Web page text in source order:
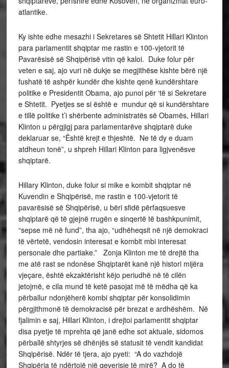
atlantike.
Ky ishte edhe mesazhi i Sekretares së Shtetit Hillari Klinton
para parlamentit shqiptar me rastin e 100-vjetorit të
Pavarësisë së Shqipërisë vitin që kaloi. Duke folur për
veten e saj, ajo vuri në dukje se megjithëse kishte bërë një
fushatë të ashpër kundër dhe kishte qenë kundërshtare
politike e Presidentit Obama, ajo punoi për ‘të si Sekretare
e Shtetit. Pyetjes se si është e mundur që si kundërshtare
e tillë politike t’i shërbente administratës së Obamës, Hillari
Klinton u përgjigj para parlamentarëve shqiptarë duke
deklaruar se, “Është krejt e thjeshtë. Ne të dy e duam
atdheun tonë”, u shpreh Hillari Klinton para ligjvenësve
shqiptarë.
Hillary Klinton, duke folur si mike e kombit shqiptar në
Kuvendin e Shqipërisë, me rastin e 100-vjetorit të
pavarësisë së Shqipërisë, u bëri sfidë përfaqsuesve
shqiptarë që të gjejnë rrugën e sinqertë të bashkpunimit,
“sepse më në fund”, tha ajo, “udhëheqsit në një demokraci
të vërtetë, vendosin interesat e kombit mbi interesat
personale dhe partiake.” Zonja Klinton me të drejtë tha
me atë rast se ndonëse Shqiptarët kanë një histori mijëra
vjeçare, është ekzaktërisht këjo periudhë në të cilën
jetojmë, e cila mund të ketë pasojat më të mëdha që ka
përballur ndonjëherë kombi shqiptar për konsolidimin
përgjithmonë të demokracisë për brezat e ardhëshëm. Në
fjalimin e saj, Hillari Klinton, i drejtoi parlamentit shqiptar
disa pyetje të mprehta që janë edhe sot aktuale, sidomos
përballë shtyrjes së dhënjës së statusit të vendit kandidat
Shqipërisë. Ndër të tjera, ajo pyeti: “A do vazhdojë
Shqipëria të ndërtojë një qeverisje të mirë? A do të